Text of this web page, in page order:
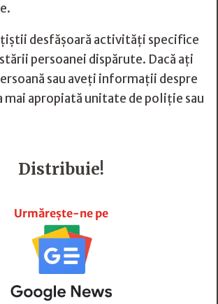
desfășoară activităţi specifice
persoanei dispărute. Dacă ați
sau aveți informații despre
mai apropiată unitate de poliție sau
Distribuie!
Urmărește-ne pe